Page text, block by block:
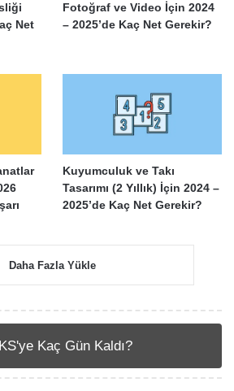
Net
Fotoğraf ve Video İçin 2024
– 2025’de Kaç Net Gerekir?
Kuyumculuk ve Takı
Tasarımı (2 Yıllık) İçin 2024 –
2025’de Kaç Net Gerekir?
Daha Fazla Yükle
Kaç Gün Kaldı?